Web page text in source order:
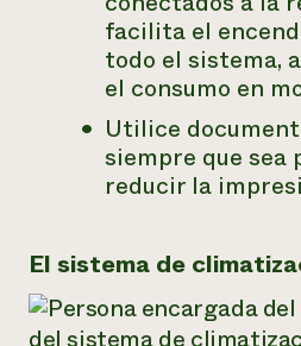
facilita el
todo el sistema,
el consumo en
Utilice
siempre que sea
reducir la
El sistema de